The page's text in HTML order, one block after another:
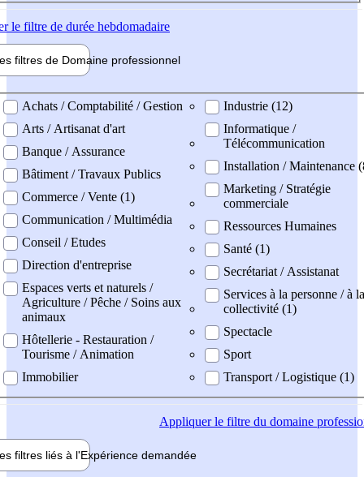
le filtre de durée hebdomadaire
filtres de Domaine professionnel
professionel
Achats / Comptabilité / Gestion
Arts / Artisanat d'art
Banque / Assurance
Bâtiment / Travaux Publics
Commerce / Vente (1)
Communication / Multimédia
Conseil / Etudes
Direction d'entreprise
Espaces verts et naturels /
Agriculture / Pêche / Soins aux
animaux
Hôtellerie - Restauration /
Tourisme / Animation
Immobilier
Industrie (12)
Informatique /
Télécommunication
Installation / Maintenance
Marketing / Stratégie
commerciale
Ressources Humaines
Santé (1)
Secrétariat / Assistanat
Services à la personne / à la
collectivité (1)
Spectacle
Sport
Transport / Logistique (1)
Appliquerle filtre du domaine
filtres liés à l'Expérience demandée